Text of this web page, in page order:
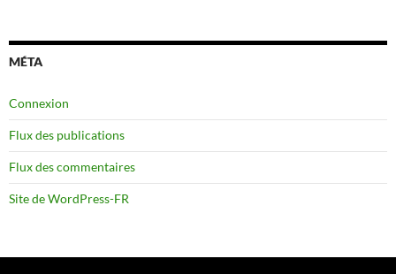
MÉTA
Connexion
Flux des publications
Flux des commentaires
Site de WordPress-FR